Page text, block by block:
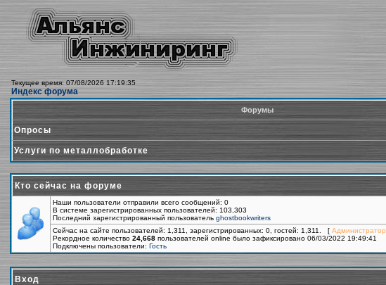
Текущее время: 07/08/2026 17:19:35
Индекс форума
Форумы
Опросы
Услуги по металлобработке
Кто сейчас на форуме
Наши пользователи отправили всего сообщений: 0
В системе зарегистрированных пользователей: 103,303
Последний зарегистрированный пользователь ghostbookwriters
Сейчас на сайте пользователей: 1,311, зарегистрированных: 0, гостей: 1,311. [ Администратор
Рекордное количество 24,668 пользователей online было зафиксировано 06/03/2022 19:49:41
Подключены пользователи: Гость
Вход